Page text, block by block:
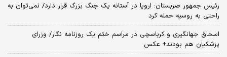
رئیس جمهور صربستان: اروپا در آستانه یک جنگ بزرگ قرار دارد/ نمی‌توان به
راحتی به روسیه حمله کرد
اسحاق جهانگیری و کرباسچی در مراسم ختم یک روزنامه نگار/ وزرای
پزشکیان هم بودند+ عکس